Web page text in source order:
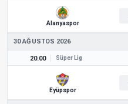
Alanyaspor
30 AĞUSTOS 2026
20.00 Süper Lig
Eyüpspor